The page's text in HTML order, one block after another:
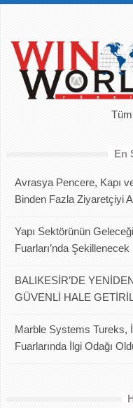
Tüm
En
Avrasya Pencere, Kapı
Binden Fazla Ziyaretçiyi
Yapı Sektörünün
Fuarları’nda Şekillenecek
BALIKESİR’DE
GÜVENLİ HALE
Marble Systems Tureks,
Fuarlarında İlgi Odağı